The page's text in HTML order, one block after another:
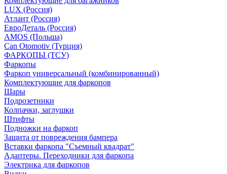
LUX (Россия)
Атлант (Россия)
ЕвроДеталь (Россия)
AMOS (Польша)
Can Otomotiv (Турция)
ФАРКОПЫ (ТСУ)
Фаркопы
Фаркоп универсальный (комбинированный)
Комплектующие для фаркопов
Шары
Подрозетники
Колпачки, заглушки
Штифты
Подножки на фаркоп
Защита от повреждения бампера
Вставки фаркопа "Съемный квадрат"
Адаптеры. Переходники для фаркопа
Электрика для фаркопов